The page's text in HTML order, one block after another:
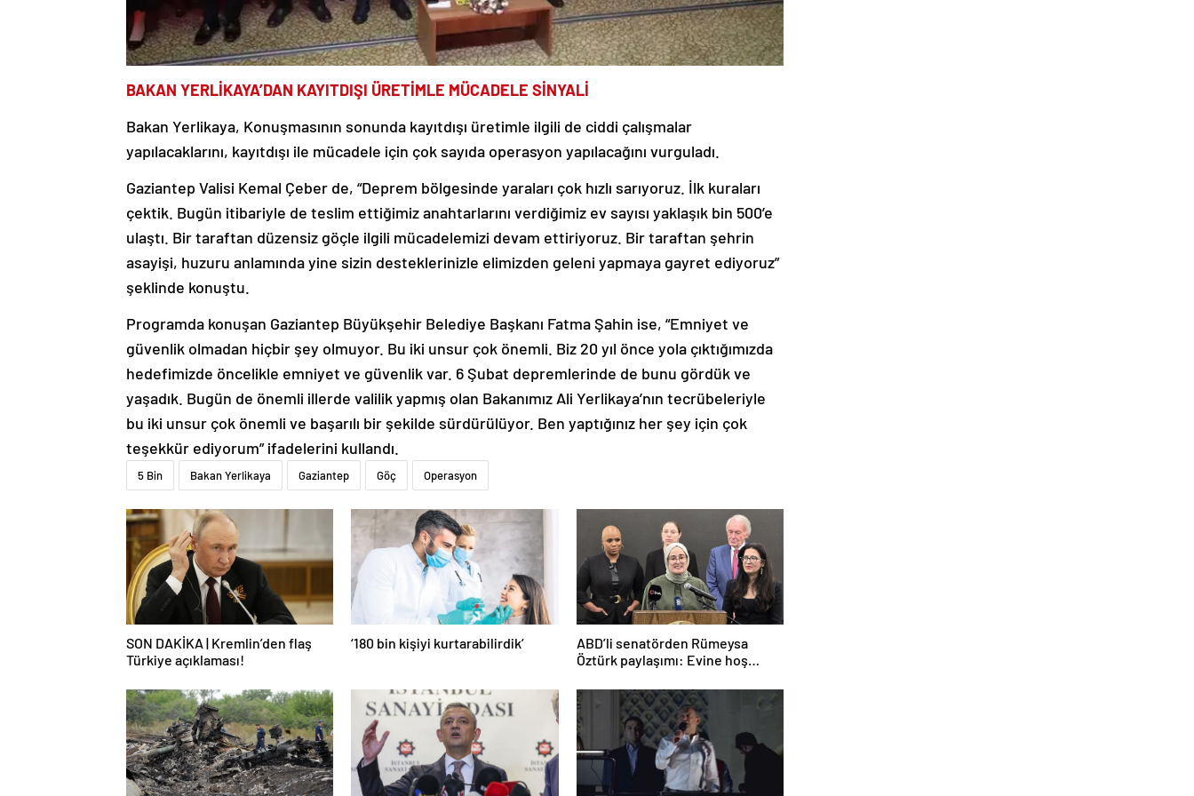
BAKAN YERLİKAYA’DAN KAYITDIŞI ÜRETİMLE MÜCADELE SİNYALİ
Bakan Yerlikaya, Konuşmasının sonunda kayıtdışı üretimle ilgili de ciddi çalışmalar
yapılacaklarını, kayıtdışı ile mücadele için çok sayıda operasyon yapılacağını vurguladı.
Gaziantep Valisi Kemal Çeber de, “Deprem bölgesinde yaraları çok hızlı sarıyoruz. İlk kuraları
çektik. Bugün itibariyle de teslim ettiğimiz anahtarlarını verdiğimiz ev sayısı yaklaşık bin 500’e
ulaştı. Bir taraftan düzensiz göçle ilgili mücadelemizi devam ettiriyoruz. Bir taraftan şehrin
asayişi, huzuru anlamında yine sizin desteklerinizle elimizden geleni yapmaya gayret ediyoruz”
şeklinde konuştu.
Programda konuşan Gaziantep Büyükşehir Belediye Başkanı Fatma Şahin ise, “Emniyet ve
güvenlik olmadan hiçbir şey olmuyor. Bu iki unsur çok önemli. Biz 20 yıl önce yola çıktığımızda
hedefimizde öncelikle emniyet ve güvenlik var. 6 Şubat depremlerinde de bunu gördük ve
yaşadık. Bugün de önemli illerde valilik yapmış olan Bakanımız Ali Yerlikaya’nın tecrübeleriyle
bu iki unsur çok önemli ve başarılı bir şekilde sürdürülüyor. Ben yaptığınız her şey için çok
teşekkür ediyorum” ifadelerini kullandı.
5 Bin Bakan Yerlikaya Gaziantep Göç Operasyon
SON DAKİKA | Kremlin’den flaş
Türkiye açıklaması!
‘180 bin kişiyi kurtarabilirdik’
ABD’li senatörden Rümeysa
Öztürk paylaşımı: Evine hoş